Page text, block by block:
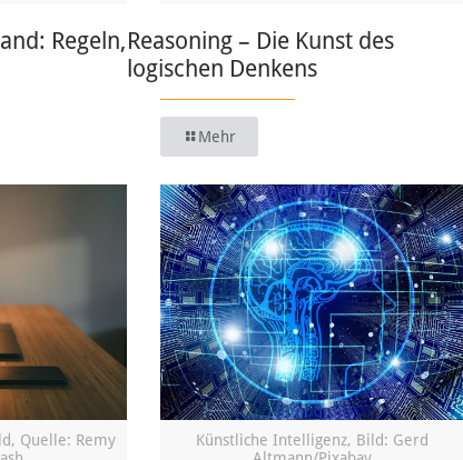
Regeln,Reasoning – Die Kunst des
logischen Denkens
Mehr
Quelle: Remy
Künstliche Intelligenz, Bild: Gerd